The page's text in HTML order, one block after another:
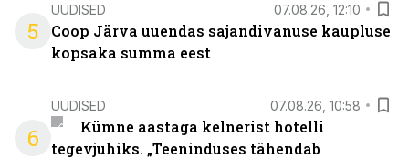
5
UUDISED 07.08.26, 12:10
Coop Järva uuendas sajandivanuse kaupluse
kopsaka summa eest
6
UUDISED 07.08.26, 10:58
Kümne aastaga kelnerist hotelli
tegevjuhiks. „Teeninduses tähendab